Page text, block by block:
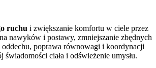
ruchui zwiększanie komfortu w ciele przez
nawyków i postawy, zmniejszanie zbędnych
oddechu, poprawa równowagi i koordynacji
ciała i odświeżenie umysłu.